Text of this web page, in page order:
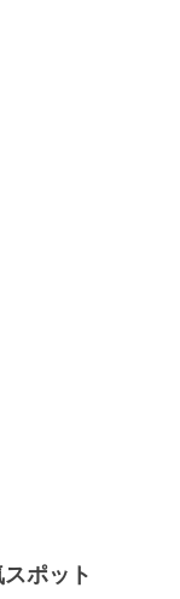
ポット